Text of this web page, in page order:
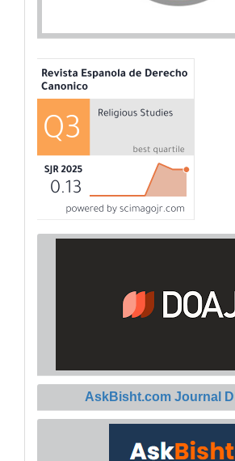
AskBisht.com Journal